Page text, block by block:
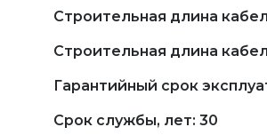
Строительная длина
Строительная длина
Гарантийный срок
Срок службы, лет: 30